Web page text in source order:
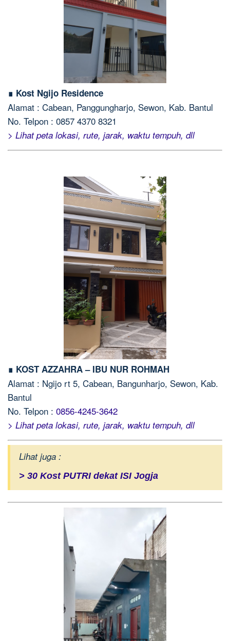
∎ Kost Ngijo Residence
Alamat : Cabean, Panggungharjo, Sewon, Kab. Bantul
No. Telpon : 0857 4370 8321
> Lihat peta lokasi, rute, jarak, waktu tempuh, dll
∎ KOST AZZAHRA – IBU NUR ROHMAH
Alamat : Ngijo rt 5, Cabean, Bangunharjo, Sewon, Kab.
Bantul
No. Telpon : 0856-4245-3642
> Lihat peta lokasi, rute, jarak, waktu tempuh, dll
Lihat juga :
> 30 Kost PUTRI dekat ISI Jogja